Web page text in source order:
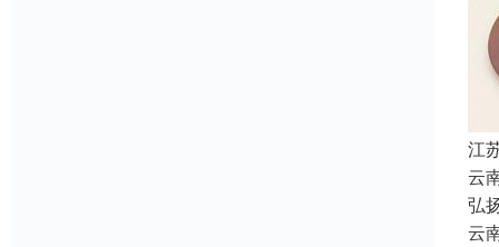
江
云
弘
云